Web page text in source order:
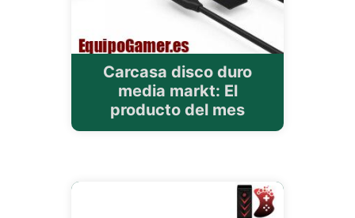
Carcasa disco duro
media markt: El
producto del mes